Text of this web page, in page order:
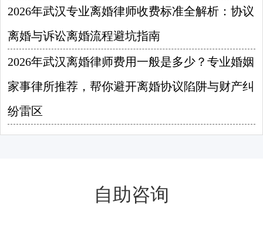
2026年武汉专业离婚律师收费标准全解析：协议
离婚与诉讼离婚流程避坑指南2026-08-05
2026年武汉离婚律师费用一般是多少？专业婚姻
家事律所推荐，帮你避开离婚协议陷阱与财产纠
纷雷区
自助咨询